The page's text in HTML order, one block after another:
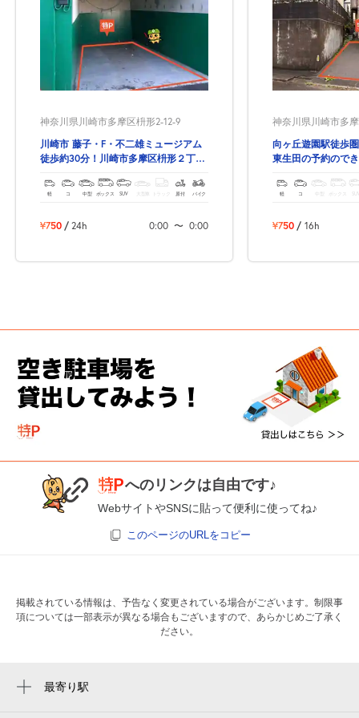
神奈川県川崎市多摩区枡形2-12-9
川崎市 藤子・F・不二雄ミュージアム
徒歩約30分！川崎市多摩区枡形２丁目
軽 コ 中型 ボックス SUV トラック 原付 バイク
¥750 / 24h 0:00 〜 0:00
神奈川県川崎市多
向ヶ丘遊園駅徒歩
東生田の予約ので
軽 コ ボックス
¥750 / 16h
へのリンクは自由です♪
WebサイトやSNSに貼って便利に使ってね♪
このページのURLをコピー
掲載されている情報は、予告なく変更されている場合がございます。制限事
項については一部表示が異なる場合もございますので、あらかじめご了承く
ださい。
最寄り駅